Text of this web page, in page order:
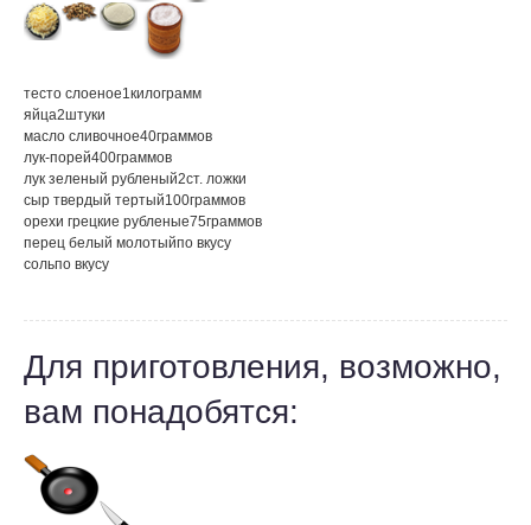
тесто слоеное1килограмм
яйца2штуки
масло сливочное40граммов
лук-порей400граммов
лук зеленый рубленый2ст. ложки
сыр твердый тертый100граммов
орехи грецкие рубленые75граммов
перец белый молотыйпо вкусу
сольпо вкусу
Для приготовления, возможно,
вам понадобятся: